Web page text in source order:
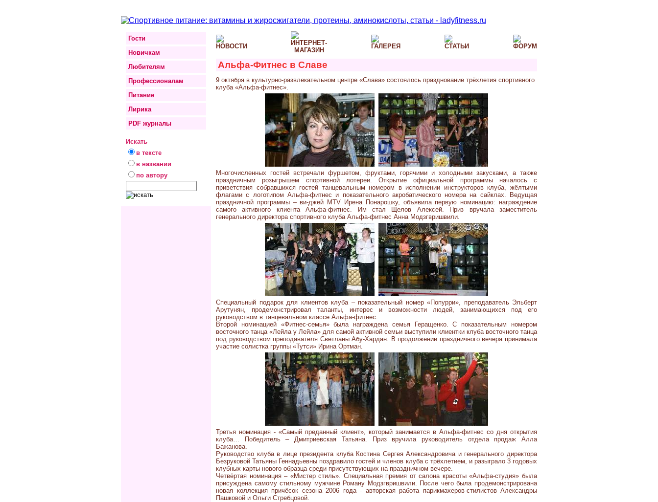
Гости
Новичкам
Любителям
Профессионалам
Питание
Лирика
PDF журналы
Искать
в тексте
в названии
по автору
Альфа-Фитнес в Славе
9 октября в культурно-развлекательном центре «Слава» состоялось празднование трёхлетия спортивного
клуба «Альфа-фитнес».
Многочисленных гостей встречали фуршетом, фруктами, горячими и холодными закусками, а также
праздничным розыгрышем спортивной лотереи. Открытие официальной программы началось с
приветствия собравшихся гостей танцевальным номером в исполнении инструкторов клуба, жёлтыми
флагами с логотипом Альфа-фитнес и показательного акробатического номера на сайклах. Ведущая
праздничной программы – ви-джей MTV Ирена Понарошку, объявила первую номинацию: награждение
самого активного клиента Альфа-фитнес. Им стал Щелов Алексей. Приз вручала заместитель
генерального директора спортивного клуба Альфа-фитнес Анна Модзгвришвили.
Специальный подарок для клиентов клуба – показательный номер «Попурри», преподаватель Эльберт
Арутунян, продемонстрировал таланты, интерес и возможности людей, занимающихся под его
руководством в танцевальном классе Альфа-фитнес.
Второй номинацией «Фитнес-семья» была награждена семья Геращенко. С показательным номером
восточного танца «Лейла у Лейла» для самой активной семьи выступили клиентки клуба восточного танца
под руководством преподавателя Светланы Абу-Хардан. В продолжении праздничного вечера принимала
участие солистка группы «Тутси» Ирина Ортман.
Третья номинация - «Самый преданный клиент», который занимается в Альфа-фитнес со дня открытия
клуба… Победитель – Дмитриевская Татьяна. Приз вручила руководитель отдела продаж Алла
Бажанова.
Руководство клуба в лице президента клуба Костина Сергея Александровича и генерального директора
Безруковой Татьяны Геннадьевны поздравило гостей и членов клуба с трёхлетием, и разыграло 3 годовых
клубных карты нового образца среди присутствующих на праздничном вечере.
Четвёртая номинация – «Мистер стиль». Специальная премия от салона красоты «Альфа-студия» была
присуждена самому стильному мужчине Роману Модзгвришвили. После чего была продемонстрирована
новая коллекция причёсок сезона 2006 года - авторская работа парикмахеров-стилистов Александры
Пашковой и Ольги Стребцовой.